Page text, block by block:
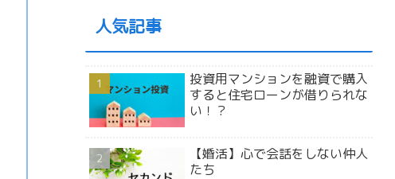
人気記事
投資用マンションを融資で購入
すると住宅ローンが借りられな
い！？
【婚活】心で会話をしない仲人
たち